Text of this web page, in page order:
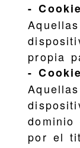
-
propia
-
dominio
por el